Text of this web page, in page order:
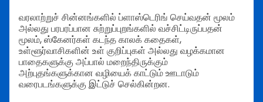
வரலாற்றுச் சின்னங்களில் ப்ளாஸ்டெரிங் செய்வதன் மூலம்
அல்லது பரபரப்பான சுற்றுப்புறங்களில் வச்சிட்டிருப்பதன்
மூலம், ஸ்கேனர்கள் கடந்த காலக் கதைகள்,
உள்ளூர்வாசிகளின் உள் குறிப்புகள் அல்லது வழக்கமான
பாதைகளுக்கு அப்பால் மறைந்திருக்கும்
அற்புதங்களுக்கான வழியைக் காட்டும் ஊடாடும்
வரைபடங்களுக்கு இட்டுச் செல்கின்றன.